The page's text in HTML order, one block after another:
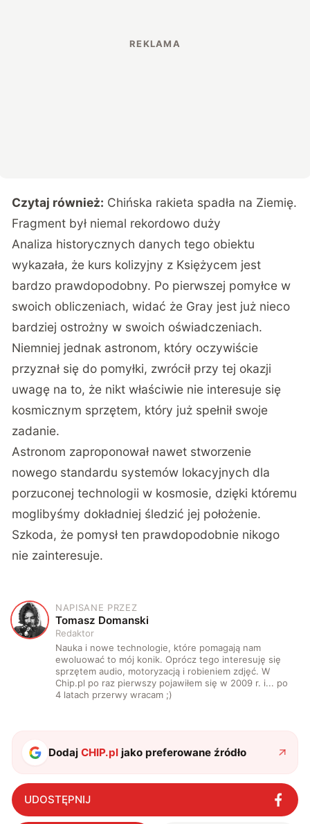
Czytaj również: Chińska rakieta spadła na Ziemię.
Fragment był niemal rekordowo duży
Analiza historycznych danych tego obiektu
wykazała, że kurs kolizyjny z Księżycem jest
bardzo prawdopodobny. Po pierwszej pomyłce w
swoich obliczeniach, widać że Gray jest już nieco
bardziej ostrożny w swoich oświadczeniach.
Niemniej jednak astronom, który oczywiście
przyznał się do pomyłki, zwrócił przy tej okazji
uwagę na to, że nikt właściwie nie interesuje się
kosmicznym sprzętem, który już spełnił swoje
zadanie.
Astronom zaproponował nawet stworzenie
nowego standardu systemów lokacyjnych dla
porzuconej technologii w kosmosie, dzięki któremu
moglibyśmy dokładniej śledzić jej położenie.
Szkoda, że pomysł ten prawdopodobnie nikogo
nie zainteresuje.
T
NAPISANE PRZEZ
Tomasz Domanski
Redaktor
Nauka i nowe technologie, które pomagają nam
ewoluować to mój konik. Oprócz tego interesuję się
sprzętem audio, motoryzacją i robieniem zdjęć. W
Chip.pl po raz pierwszy pojawiłem się w 2009 r. i... po
4 latach przerwy wracam ;)
DodajCHIP.pl jako preferowane źródło
UDOSTĘPNIJ